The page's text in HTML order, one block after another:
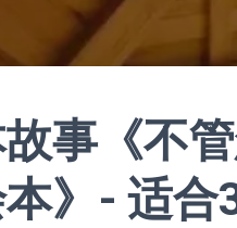
事《不
》- 适合